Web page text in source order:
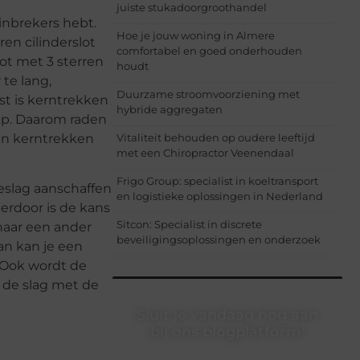
hebt.
cilinderslot
met 3 sterren
lang,
is kerntrekken
Daarom raden
kerntrekken
aanschaffen
is de kans
een ander
kan je een
wordt de
slag met de
juiste stukadoorgroothandel
Hoe je jouw woning in Almere
comfortabel en goed onderhouden
houdt
Duurzame stroomvoorziening met
hybride aggregaten
Vitaliteit behouden op oudere leeftijd
met een Chiropractor Veenendaal
Frigo Group: specialist in koeltransport
en logistieke oplossingen in Nederland
Sitcon: Specialist in discrete
beveiligingsoplossingen en onderzoek